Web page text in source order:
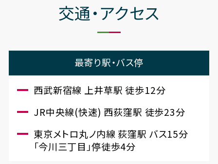
交通・アクセス
最寄り駅・バス停
西武新宿線 上井草駅 徒歩12分
JR中央線(快速) 西荻窪駅 徒歩23分
東京メトロ丸ノ内線 荻窪駅 バス15分
「今川三丁目」停徒歩4分